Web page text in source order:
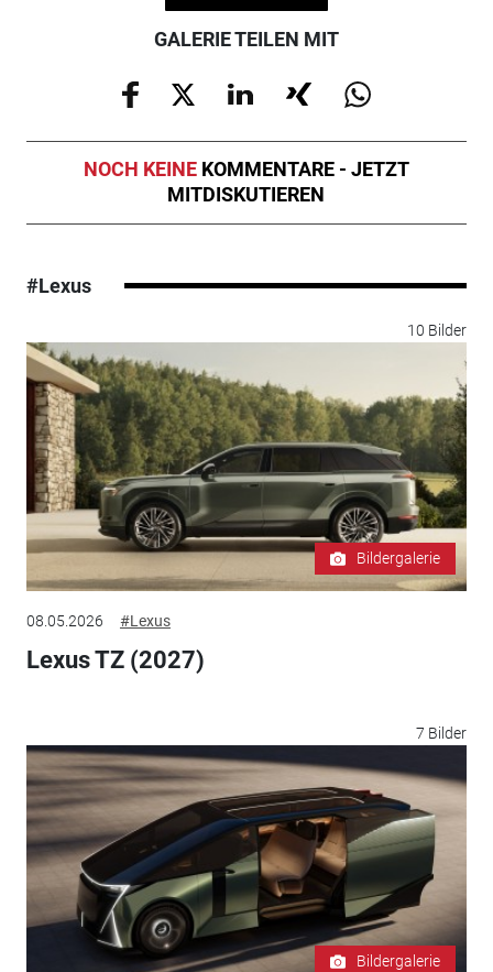
GALERIE TEILEN MIT
NOCH KEINE KOMMENTARE - JETZT
MITDISKUTIEREN
#Lexus
10 Bilder
Bildergalerie
08.05.2026 #Lexus
Lexus TZ (2027)
7 Bilder
Bildergalerie